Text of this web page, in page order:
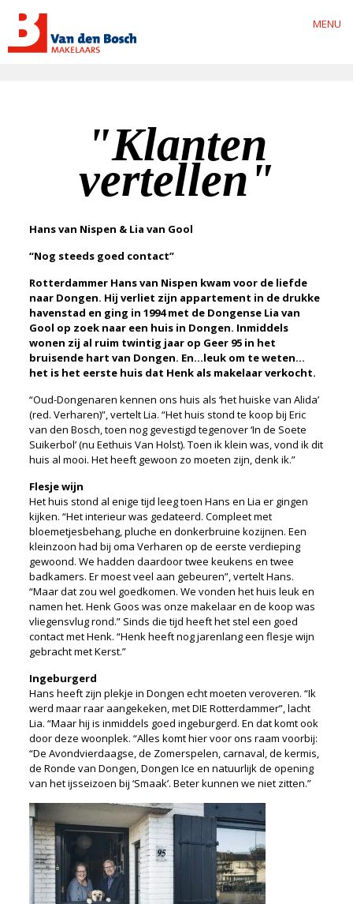
MENU
"Klanten
vertellen"
Hans van Nispen & Lia van Gool
“Nog steeds goed contact”
Rotterdammer Hans van Nispen kwam voor de liefde
naar Dongen. Hij verliet zijn appartement in de drukke
havenstad en ging in 1994 met de Dongense Lia van
Gool op zoek naar een huis in Dongen. Inmiddels
wonen zij al ruim twintig jaar op Geer 95 in het
bruisende hart van Dongen. En…leuk om te weten…
het is het eerste huis dat Henk als makelaar verkocht.
“Oud-Dongenaren kennen ons huis als ‘het huiske van Alida’
(red. Verharen)”, vertelt Lia. “Het huis stond te koop bij Eric
van den Bosch, toen nog gevestigd tegenover ‘In de Soete
Suikerbol’ (nu Eethuis Van Holst). Toen ik klein was, vond ik dit
huis al mooi. Het heeft gewoon zo moeten zijn, denk ik.”
Flesje wijn
Het huis stond al enige tijd leeg toen Hans en Lia er gingen
kijken. “Het interieur was gedateerd. Compleet met
bloemetjesbehang, pluche en donkerbruine kozijnen. Een
kleinzoon had bij oma Verharen op de eerste verdieping
gewoond. We hadden daardoor twee keukens en twee
badkamers. Er moest veel aan gebeuren”, vertelt Hans.
“Maar dat zou wel goedkomen. We vonden het huis leuk en
namen het. Henk Goos was onze makelaar en de koop was
vliegensvlug rond.” Sinds die tijd heeft het stel een goed
contact met Henk. “Henk heeft nog jarenlang een flesje wijn
gebracht met Kerst.”
Ingeburgerd
Hans heeft zijn plekje in Dongen echt moeten veroveren. “Ik
werd maar raar aangekeken, met DIE Rotterdammer”, lacht
Lia. “Maar hij is inmiddels goed ingeburgerd. En dat komt ook
door deze woonplek. “Alles komt hier voor ons raam voorbij:
“De Avondvierdaagse, de Zomerspelen, carnaval, de kermis,
de Ronde van Dongen, Dongen Ice en natuurlijk de opening
van het ijsseizoen bij ‘Smaak’. Beter kunnen we niet zitten.”